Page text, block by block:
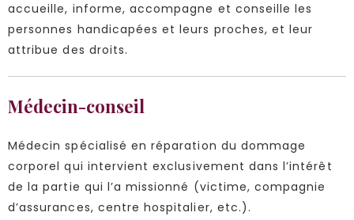
accueille, informe, accompagne et conseille les
personnes handicapées et leurs proches, et leur
attribue des droits.
Médecin-conseil
Médecin spécialisé en réparation du dommage
corporel qui intervient exclusivement dans l’intérêt
de la partie qui l’a missionné (victime, compagnie
d’assurances, centre hospitalier, etc.).